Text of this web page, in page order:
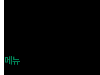
메뉴